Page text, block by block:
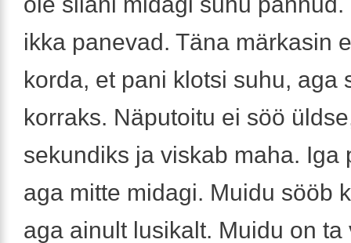
ikka panevad. Täna märkasin
korda, et pani klotsi suhu, aga
korraks. Näputoitu ei söö
sekundiks ja viskab maha. Iga
aga mitte midagi. Muidu sööb
aga ainult lusikalt. Muidu on ta